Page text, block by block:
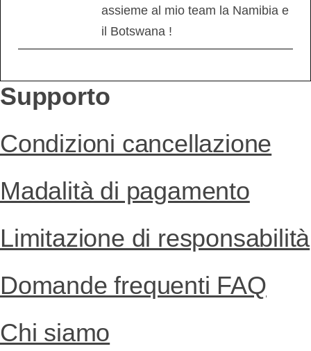
assieme al mio team la Namibia e
il Botswana !
Supporto
Condizioni cancellazione
Madalità di pagamento
Limitazione di responsabilità
Domande frequenti FAQ
Chi siamo